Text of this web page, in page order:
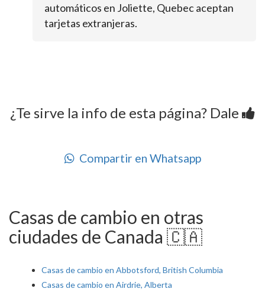
automáticos en Joliette, Quebec aceptan
tarjetas extranjeras.
¿Te sirve la info de esta página? Dale
Compartir en Whatsapp
Casas de cambio en otras
ciudades de Canada 🇨🇦
Casas de cambio en Abbotsford, British Columbia
Casas de cambio en Airdrie, Alberta